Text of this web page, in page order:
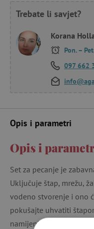
Trebate li savjet?
Korana
Pon. –
097 662
Opis i parametri
Opis i
Set za pecanje je
Uključuje štap, mrežu,
vodeno stvorenje i ono
pokušajte uhvatiti
namijenjen djeci od 2